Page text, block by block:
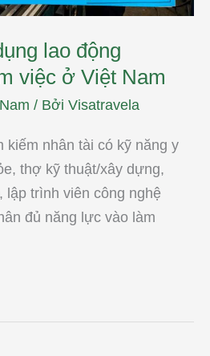
lao động
việc ở Việt Nam
/ Bởi Visatravela
kiếm nhân tài có kỹ năng y
thợ kỹ thuật/xây dựng,
lập trình viên công nghệ
đủ năng lực vào làm